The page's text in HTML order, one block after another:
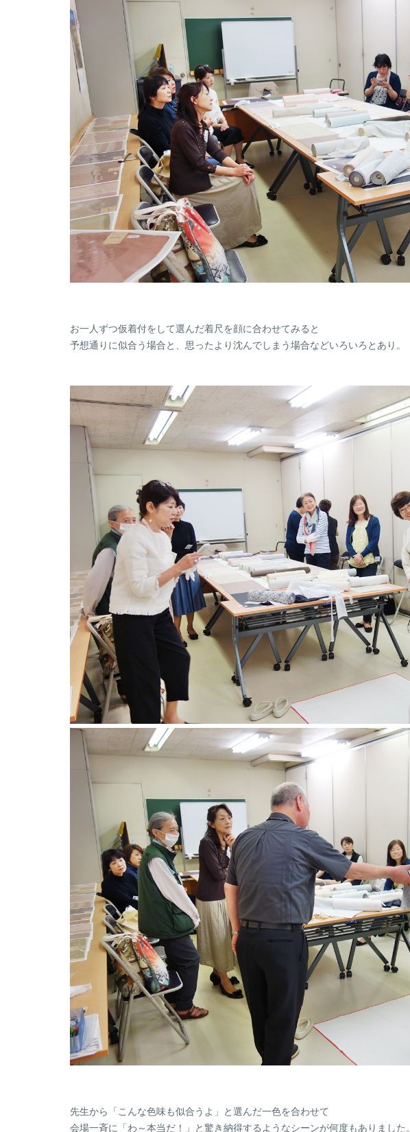
お一人ずつ仮着付をして選んだ着尺を顔に合わせてみると
予想通りに似合う場合と、思ったより沈んでしまう場合などいろいろとあり。
先生から「こんな色味も似合うよ」と選んだ一色を合わせて
会場一斉に「わ～本当だ！」と驚き納得するようなシーンが何度もありました。